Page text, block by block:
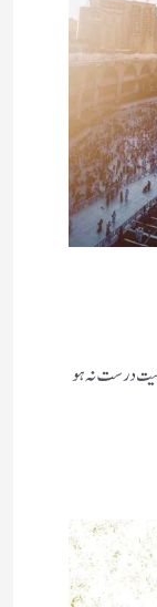
نیت درست نہ ہو